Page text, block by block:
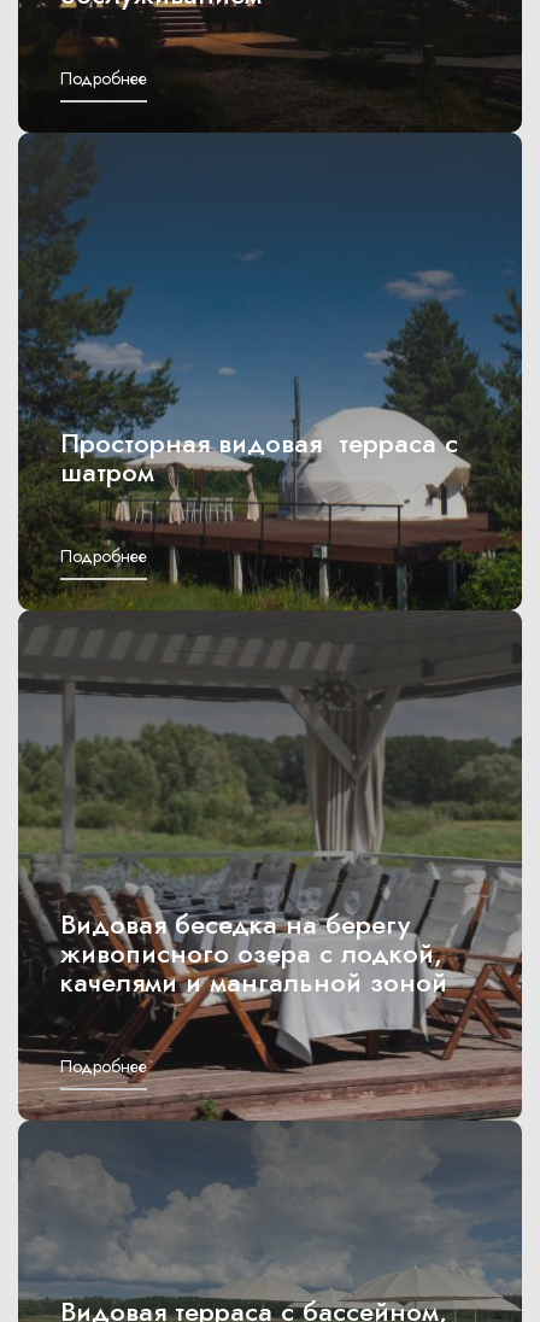
Подробнее
Просторная видовая терраса с
шатром
Подробнее
Видовая беседка на берегу
живописного озера с лодкой,
качелями и мангальной зоной
Подробнее
Видовая терраса с бассейном,